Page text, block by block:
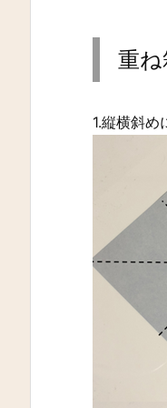
重
1.縦横斜め